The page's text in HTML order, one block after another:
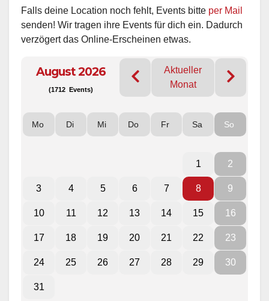
Falls deine Location noch fehlt, Events bitte per Mail
senden! Wir tragen ihre Events für dich ein. Dadurch
verzögert das Online-Erscheinen etwas.
August 2026
(1712 Events)
Aktueller
Monat
Mo Di Mi Do Fr Sa So
1 2
3 4 5 6 7 8 9
10 11 12 13 14 15 16
17 18 19 20 21 22 23
24 25 26 27 28 29 30
31